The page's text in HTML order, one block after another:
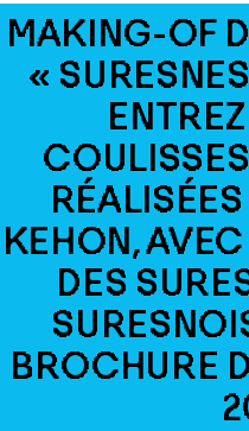
MAKING-OF
«
KEHON,
DES
BROCHURE